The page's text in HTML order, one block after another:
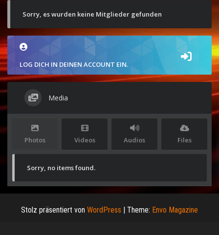
Sorry, es wurden keine Mitglieder gefunden
LOG DICH IN DEINEN ACCOUNT EIN.
Media
Photos Videos Audios Files
Sorry, no items found.
Stolz präsentiert von WordPress | Theme: Envo Magazine